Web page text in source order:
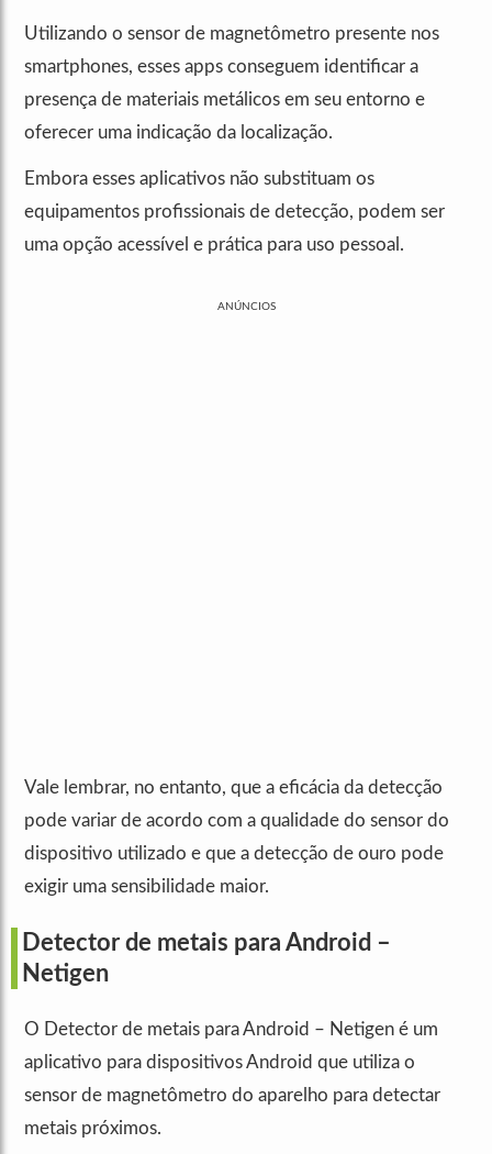
Utilizando o sensor de magnetômetro presente nos
smartphones, esses apps conseguem identificar a
presença de materiais metálicos em seu entorno e
oferecer uma indicação da localização.
Embora esses aplicativos não substituam os
equipamentos profissionais de detecção, podem ser
uma opção acessível e prática para uso pessoal.
ANÚNCIOS
Vale lembrar, no entanto, que a eficácia da detecção
pode variar de acordo com a qualidade do sensor do
dispositivo utilizado e que a detecção de ouro pode
exigir uma sensibilidade maior.
Detector de metais para Android –
Netigen
O Detector de metais para Android – Netigen é um
aplicativo para dispositivos Android que utiliza o
sensor de magnetômetro do aparelho para detectar
metais próximos.